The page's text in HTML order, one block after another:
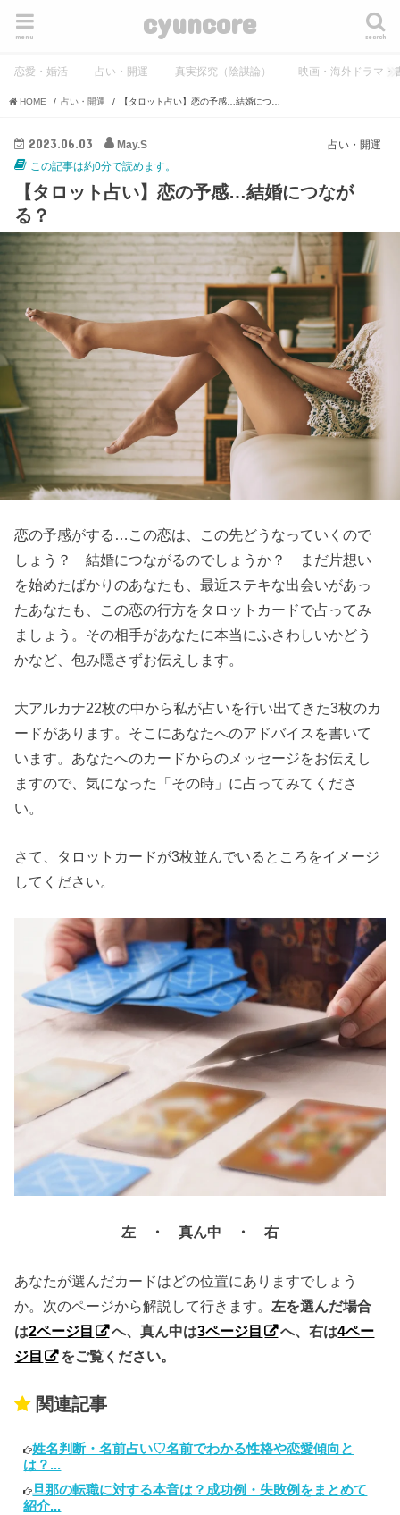
cyuncore search
menu
恋愛・婚活 占い・開運 真実探究（陰謀論） 映画・海外ドラマ・
HOME 占い・開運
占い・開運
2023.06.03
May.S
この記事は約0分で読めます。
【タロット占い】恋の予感…結婚につなが
る？
恋の予感がする…この恋は、この先どうなっていくので
しょう？ 結婚につながるのでしょうか？ まだ片想い
を始めたばかりのあなたも、最近ステキな出会いがあっ
たあなたも、この恋の行方をタロットカードで占ってみ
ましょう。その相手があなたに本当にふさわしいかどう
かなど、包み隠さずお伝えします。
大アルカナ22枚の中から私が占いを行い出てきた3枚のカ
ードがあります。そこにあなたへのアドバイスを書いて
います。あなたへのカードからのメッセージをお伝えし
ますので、気になった「その時」に占ってみてくださ
い。
さて、タロットカードが3枚並んでいるところをイメージ
してください。
左 ・ 真ん中 ・ 右
あなたが選んだカードはどの位置にありますでしょう
か。次のページから解説して行きます。左を選んだ場合
は2ページ目 へ、真ん中は3ページ目 へ、右は4ペー
ジ目
をご覧ください。
関連記事
姓名判断・名前占い♡名前でわかる性格や恋愛傾向と
は？...
旦那の転職に対する本音は？成功例・失敗例をまとめて
紹介...